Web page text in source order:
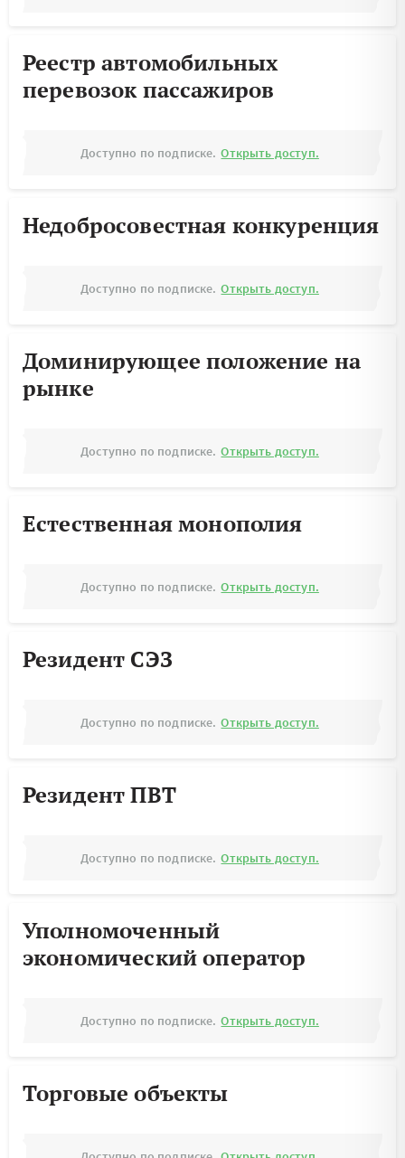
Реестр автомобильных
перевозок пассажиров
Доступно по подписке. Открыть доступ.
Недобросовестная конкуренция
Доступно по подписке. Открыть доступ.
Доминирующее положение на
рынке
Доступно по подписке. Открыть доступ.
Естественная монополия
Доступно по подписке. Открыть доступ.
Резидент СЭЗ
Доступно по подписке. Открыть доступ.
Резидент ПВТ
Доступно по подписке. Открыть доступ.
Уполномоченный
экономический оператор
Доступно по подписке. Открыть доступ.
Торговые объекты